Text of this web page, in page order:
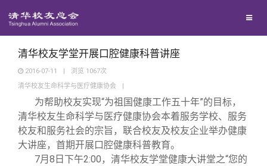
地区联络
年级联络
院系校友工作
专业委员会
回馈母校
捐赠项目
捐赠新闻
捐赠纪事
媒体平台
《清华校友通讯》
《水木清华》
百年清华
清华人物
校友服务
清华校友学堂开展口腔健康科普讲座
2016-07-11 | 浏览 1067次
清华校友生命科学与医疗健康协会
|
为帮助校友实现“为祖国健康工作五十年”的目标，
清华校友生命科学与医疗健康协会本着服务学校、服务
校友和服务社会的宗旨，联合校友及校友企业举办健康
大讲座，首期开展口腔健康科普教育。
7月8日下午2:00，清华校友学堂健康大讲堂之“您的